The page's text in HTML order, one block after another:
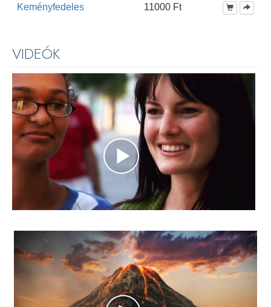
Keményfedeles 11000 Ft
VIDEÓK